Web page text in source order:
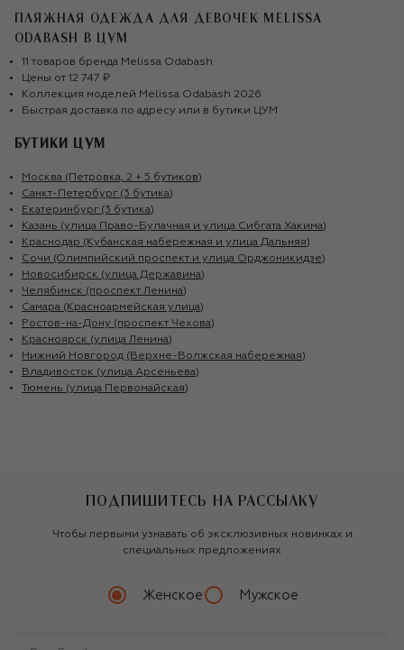
ПЛЯЖНАЯ ОДЕЖДА ДЛЯ ДЕВОЧЕК MELISSA
ODABASH
В ЦУМ
11 товаров бренда Melissa Odabash
Цены от 12 747 ₽
Коллекция моделей Melissa Odabash 2026
Быстрая доставка по адресу или в бутики ЦУМ
БУТИКИ ЦУМ
Москва (Петровка, 2 + 5 бутиков)
Санкт-Петербург (3 бутика)
Екатеринбург (3 бутика)
Казань (улица Право-Булачная и улица Сибгата Хакима)
Краснодар (Кубанская набережная и улица Дальняя)
Сочи (Олимпийский проспект и улица Орджоникидзе)
Новосибирск (улица Державина)
Челябинск (проспект Ленина)
Самара (Красноармейская улица)
Ростов-на-Дону (проспект Чехова)
Красноярск (улица Ленина)
Нижний Новгород (Верхне-Волжская набережная)
Владивосток (улица Арсеньева)
Тюмень (улица Первомайская)
ПОДПИШИТЕСЬ НА РАССЫЛКУ
Чтобы первыми узнавать об эксклюзивных новинках и
специальных предложениях
Женское Мужское